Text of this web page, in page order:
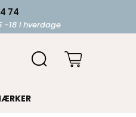
74
-18 i hverdage